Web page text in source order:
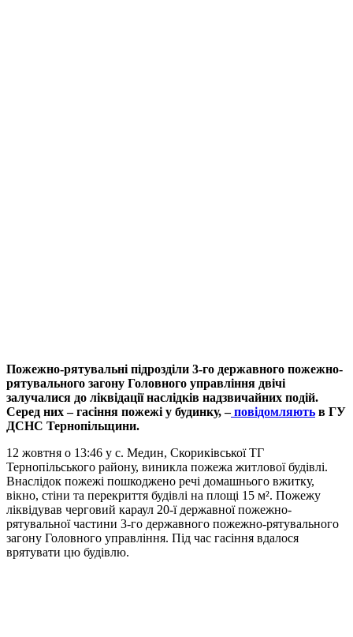
Пожежно-рятувальні підрозділи 3-го державного пожежно-
рятувального загону Головного управління двічі
залучалися до ліквідації наслідків надзвичайних подій.
Серед них – гасіння пожежі у будинку, –повідомляють в ГУ
ДСНС Тернопільщини.
12 жовтня о 13:46 у с. Медин, Скориківської ТГ
Тернопільського району, виникла пожежа житлової будівлі.
Внаслідок пожежі пошкоджено речі домашнього вжитку,
вікно, стіни та перекриття будівлі на площі 15 м². Пожежу
ліквідував черговий караул 20-ї державної пожежно-
рятувальної частини 3-го державного пожежно-рятувального
загону Головного управління. Під час гасіння вдалося
врятувати цю будівлю.